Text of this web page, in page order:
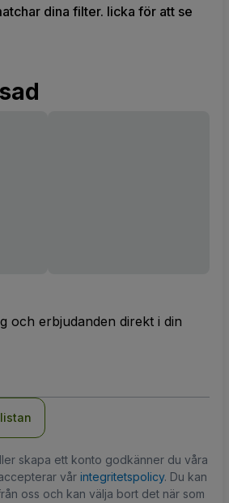
dina filter. licka för att se
och erbjudanden direkt i din
skapa ett konto godkänner du våra
vår integritetspolicy. Du kan
oss och kan välja bort det när som